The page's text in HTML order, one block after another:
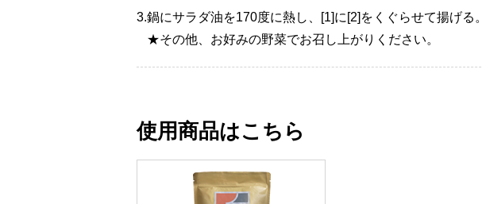
3.鍋にサラダ油を170度に熱し、[1]に[2]をくぐらせて揚げる。
★その他、お好みの野菜でお召し上がりください。
使用商品はこちら